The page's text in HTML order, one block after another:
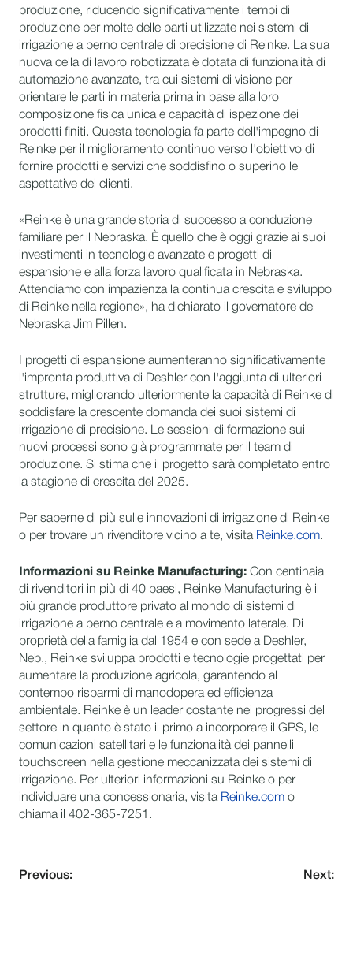
produzione, riducendo significativamente i tempi di
produzione per molte delle parti utilizzate nei sistemi di
irrigazione a perno centrale di precisione di Reinke. La sua
nuova cella di lavoro robotizzata è dotata di funzionalità di
automazione avanzate, tra cui sistemi di visione per
orientare le parti in materia prima in base alla loro
composizione fisica unica e capacità di ispezione dei
prodotti finiti. Questa tecnologia fa parte dell'impegno di
Reinke per il miglioramento continuo verso l'obiettivo di
fornire prodotti e servizi che soddisfino o superino le
aspettative dei clienti.
«Reinke è una grande storia di successo a conduzione
familiare per il Nebraska. È quello che è oggi grazie ai suoi
investimenti in tecnologie avanzate e progetti di
espansione e alla forza lavoro qualificata in Nebraska.
Attendiamo con impazienza la continua crescita e sviluppo
di Reinke nella regione», ha dichiarato il governatore del
Nebraska Jim Pillen.
I progetti di espansione aumenteranno significativamente
l'impronta produttiva di Deshler con l'aggiunta di ulteriori
strutture, migliorando ulteriormente la capacità di Reinke di
soddisfare la crescente domanda dei suoi sistemi di
irrigazione di precisione. Le sessioni di formazione sui
nuovi processi sono già programmate per il team di
produzione. Si stima che il progetto sarà completato entro
la stagione di crescita del 2025.
Per saperne di più sulle innovazioni di irrigazione di Reinke
o per trovare un rivenditore vicino a te, visita Reinke.com.
Informazioni su Reinke Manufacturing: Con centinaia
di rivenditori in più di 40 paesi, Reinke Manufacturing è il
più grande produttore privato al mondo di sistemi di
irrigazione a perno centrale e a movimento laterale. Di
proprietà della famiglia dal 1954 e con sede a Deshler,
Neb., Reinke sviluppa prodotti e tecnologie progettati per
aumentare la produzione agricola, garantendo al
contempo risparmi di manodopera ed efficienza
ambientale. Reinke è un leader costante nei progressi del
settore in quanto è stato il primo a incorporare il GPS, le
comunicazioni satellitari e le funzionalità dei pannelli
touchscreen nella gestione meccanizzata dei sistemi di
irrigazione. Per ulteriori informazioni su Reinke o per
individuare una concessionaria, visita Reinke.com o
chiama il 402-365-7251.
Previous: Next: